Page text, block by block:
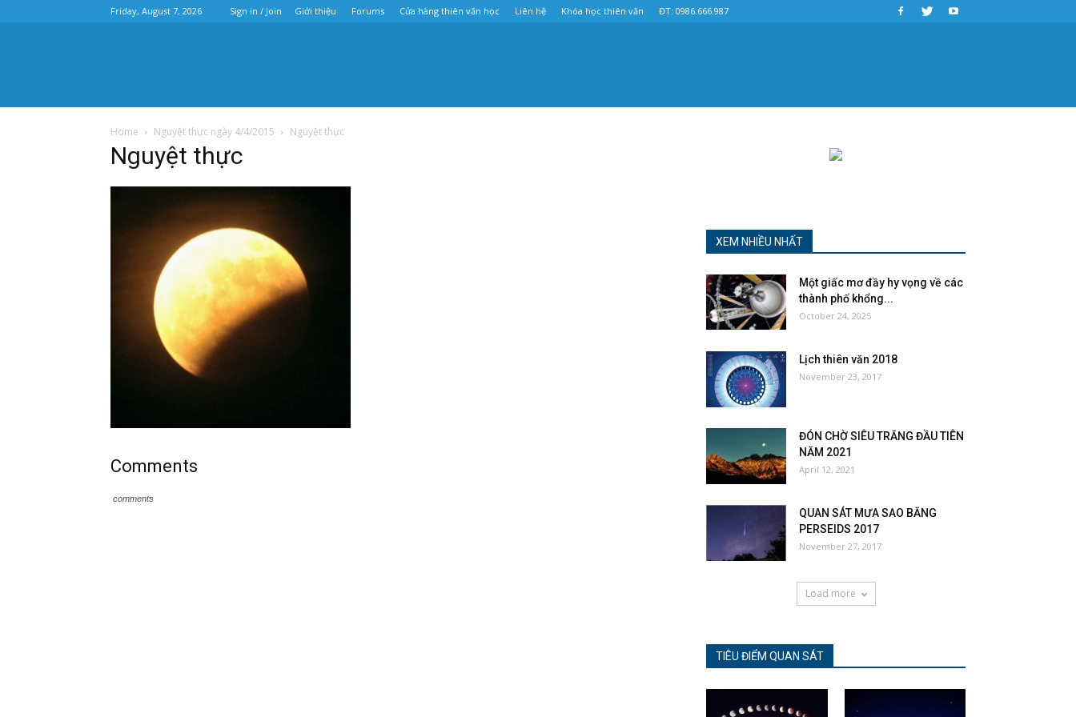
Friday, August 7, 2026 Sign in / Join Giới thiệu Forums Cửa hàng thiên văn học Liên hệ Khóa học thiên văn ĐT: 0986.666.987
Home Nguyệt thực ngày 4/4/2015 Nguyệt thực
Nguyệt thực
Comments
comments
XEM NHIỀU NHẤT
Một giấc mơ đầy hy vọng về các
thành phố khổng...
October 24, 2025
Lịch thiên văn 2018
November 23, 2017
ĐÓN CHỜ SIÊU TRĂNG ĐẦU TIÊN
NĂM 2021
April 12, 2021
QUAN SÁT MƯA SAO BĂNG
PERSEIDS 2017
November 27, 2017
Load more
TIÊU ĐIỂM QUAN SÁT